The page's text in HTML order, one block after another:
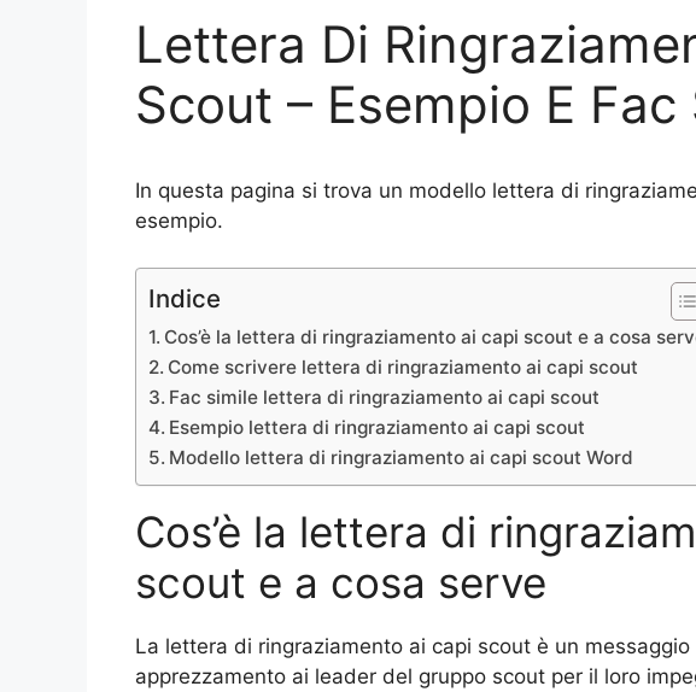
Lettera Di
Scout – Esempio E Fac
In questa pagina si trova un modello lettera di
esempio.
Indice
Cos’è la lettera di ringraziamento ai capi scout e a cosa
Come scrivere lettera di ringraziamento ai capi scout
Fac simile lettera di ringraziamento ai capi scout
Esempio lettera di ringraziamento ai capi scout
Modello lettera di ringraziamento ai capi scout Word
Cos’è la lettera di
scout e a cosa serve
La lettera di ringraziamento ai capi scout è un
apprezzamento ai leader del gruppo scout per il loro